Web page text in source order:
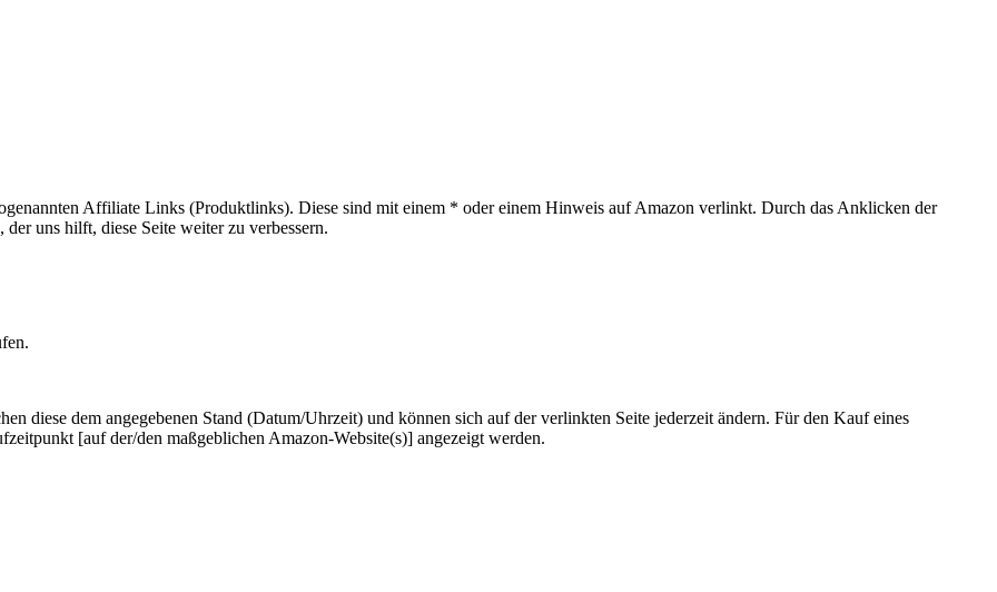
Affiliate Links (Produktlinks). Diese sind mit einem * oder einem Hinweis auf Amazon verlinkt. Durch das Anklicken der
uns hilft, diese Seite weiter zu verbessern.
diese dem angegebenen Stand (Datum/Uhrzeit) und können sich auf der verlinkten Seite jederzeit ändern. Für den Kauf eines
[auf der/den maßgeblichen Amazon-Website(s)] angezeigt werden.